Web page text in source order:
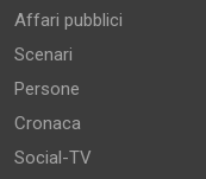
Affari pubblici
Scenari
Persone
Cronaca
Social-TV